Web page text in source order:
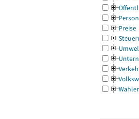
Preise